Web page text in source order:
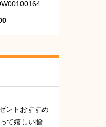
ントおすすめ
て嬉しい贈